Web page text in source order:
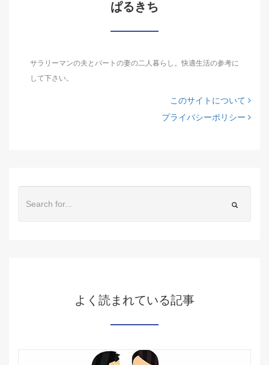
ぱるきち
サラリーマンの夫とパートの妻の二人暮らし。快適生活の参考に
して下さい。
このサイトについて
プライバシーポリシー
よく読まれている記事